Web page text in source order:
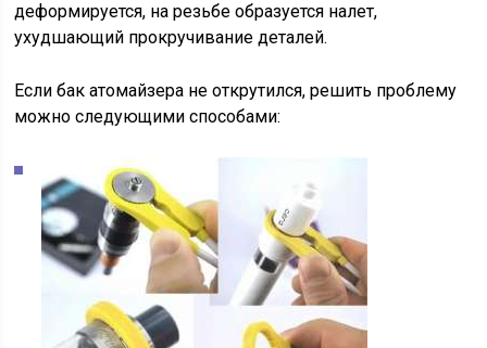
деформируется, на резьбе образуется налет,
ухудшающий прокручивание деталей.
Если бак атомайзера не открутился, решить проблему
можно следующими способами: